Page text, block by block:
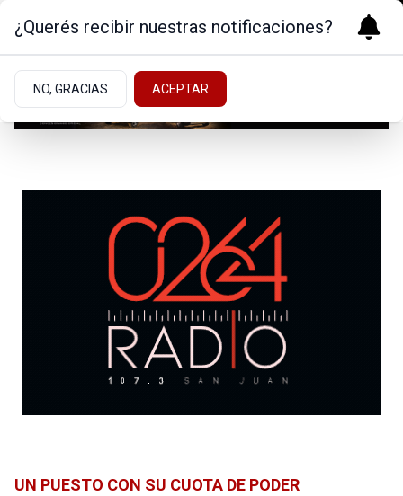
UN PUESTO CON SU CUOTA DE PODER
¿Querés recibir nuestras notificaciones?
NO, GRACIAS ACEPTAR